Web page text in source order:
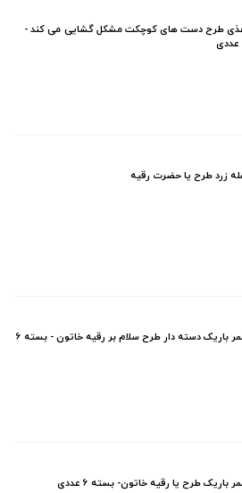
طرح دست های کوچکت مشکل گشایی می کند -
زرد طرح یا حضرت رقیه
استکان کمر باریک دسته دار طرح سلام بر رقیه خاتون - بسته 6
باریک طرح یا رقیه خاتون- بسته 6 عددی